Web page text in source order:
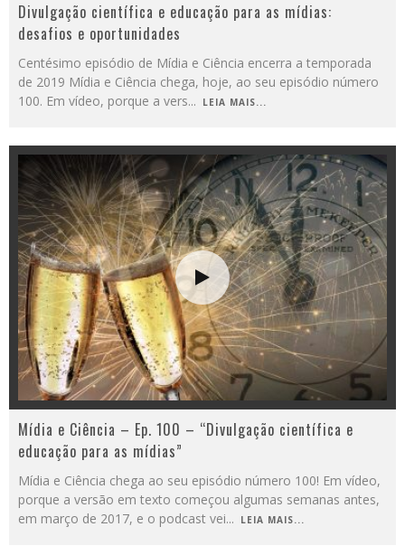
Divulgação científica e educação para as mídias:
desafios e oportunidades
Centésimo episódio de Mídia e Ciência encerra a temporada
de 2019 Mídia e Ciência chega, hoje, ao seu episódio número
100. Em vídeo, porque a vers... LEIA MAIS...
Mídia e Ciência – Ep. 100 – “Divulgação científica e
educação para as mídias”
Mídia e Ciência chega ao seu episódio número 100! Em vídeo,
porque a versão em texto começou algumas semanas antes,
em março de 2017, e o podcast vei... LEIA MAIS...